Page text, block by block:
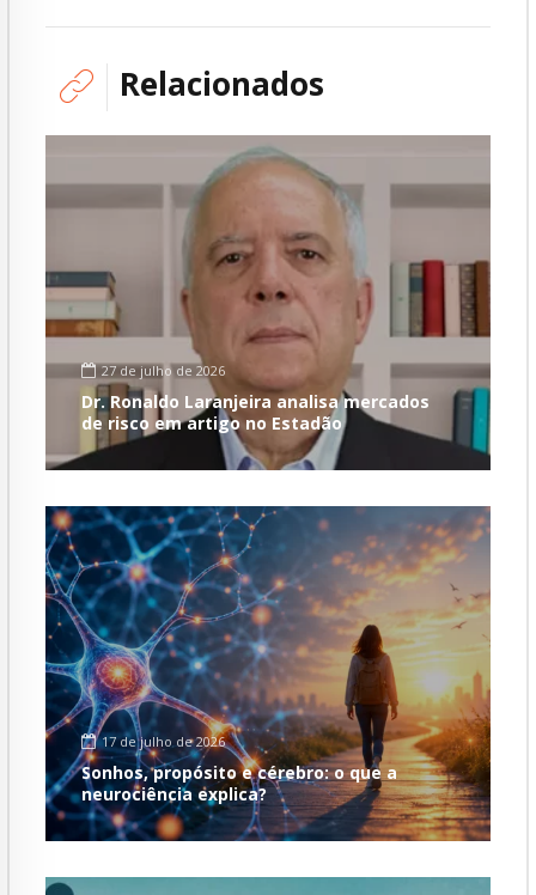
Relacionados
27 de julho de 2026
Dr. Ronaldo Laranjeira analisa mercados
de risco em artigo no Estadão
17 de julho de 2026
Sonhos, propósito e cérebro: o que a
neurociência explica?